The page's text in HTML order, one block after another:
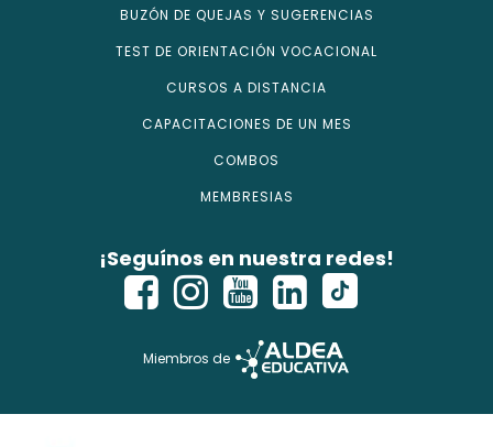
BUZÓN DE QUEJAS Y SUGERENCIAS
TEST DE ORIENTACIÓN VOCACIONAL
CURSOS A DISTANCIA
CAPACITACIONES DE UN MES
COMBOS
MEMBRESIAS
¡Seguínos en nuestra redes!
Miembros de